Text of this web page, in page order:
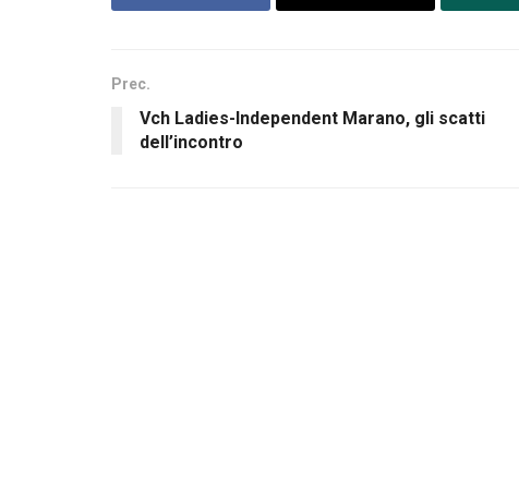
Prec.
Vch Ladies-Independent Marano, gli scatti
dell’incontro